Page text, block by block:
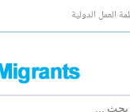
العمل الدولية